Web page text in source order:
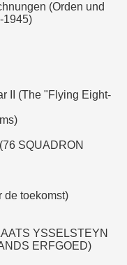
(Orden und
1945)
II (The "Flying Eight-
SQUADRON
de toekomst)
YSSELSTEYN
ERFGOED)